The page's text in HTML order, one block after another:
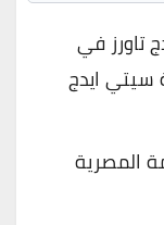
تاورز في
سيتي ايدج
المصرية